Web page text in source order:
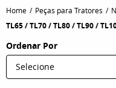
Home Peças para Tratores
TL65 / TL70 / TL80 / TL90 /
Ordenar Por
Selecione